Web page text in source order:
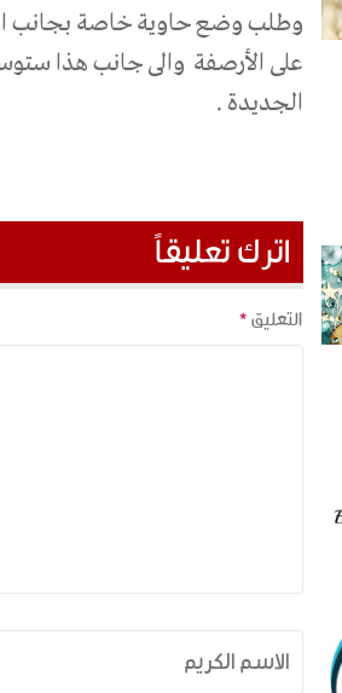
وطلب وضع حاوية خاصة بجانب
على الأرصفة والى جانب هذا
الجديدة .
اترك تعليقاً
التعليق*